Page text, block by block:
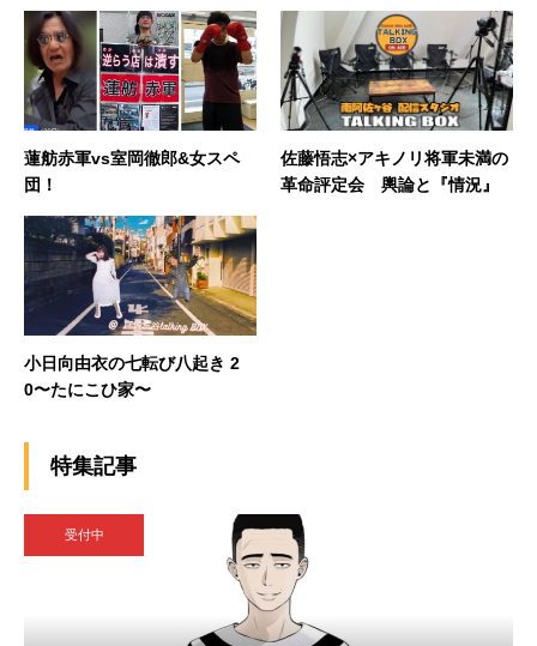
蓮舫赤軍vs室岡徹郎&女スペ
団！
佐藤悟志×アキノリ将軍未満の
革命評定会 輿論と『情況』
小日向由衣の七転び八起き 2
0〜たにこひ家〜
特集記事
受付中